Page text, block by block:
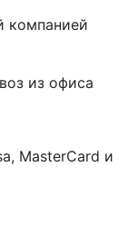
из офиса
MasterCard и